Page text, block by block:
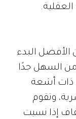
الأفضل البدء
من السهل جدًا
ذات أشعة
وتقوم
إذا نسيت